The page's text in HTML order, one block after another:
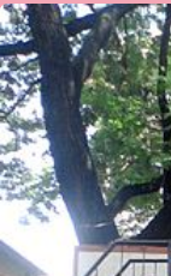
“ಸಾಧನೆಗೆ
ಸ್ಫೂರ್ತಿ
ಹೆಣ್ಣು”
ಲೇಖನ-
ಭಾರತಿ
ಸಂ
ಕೋರೆ
(ಆಂಕಲಿ)